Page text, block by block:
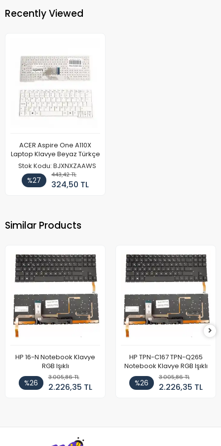
Recently Viewed
ACER Aspire One A110X
Laptop Klavye Beyaz Türkçe
Stok Kodu: BJXNXZAAWS
%27
443,42 TL
324,50 TL
Similar Products
HP 16-N Notebook Klavye
RGB Işıklı
%26
3.005,86 TL
2.226,35 TL
HP TPN-C167 TPN-Q265
Notebook Klavye RGB Işıklı
%26
3.005,86 TL
2.226,35 TL